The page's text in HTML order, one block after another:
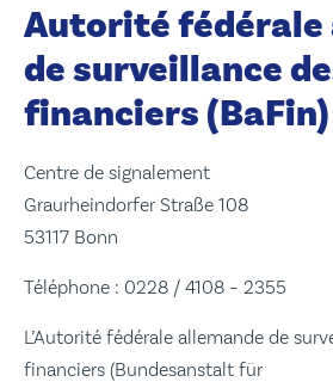
Autorité fédérale
de surveillance
financiers (BaFin)
Centre de signalement
Graurheindorfer Straße 108
53117 Bonn
Téléphone : 0228 / 4108 – 2355
L’Autorité fédérale allemande de
financiers (Bundesanstalt für